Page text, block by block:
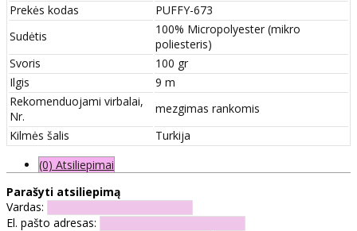
Prekės kodas
PUFFY-673
Sudėtis
100% Micropolyester (mikro
poliesteris)
Svoris
100 gr
Ilgis
9 m
Rekomenduojami virbalai,
Nr.
mezgimas rankomis
Kilmės šalis
Turkija
(0) Atsiliepimai
Parašyti atsiliepimą
Vardas:
El. pašto adresas: